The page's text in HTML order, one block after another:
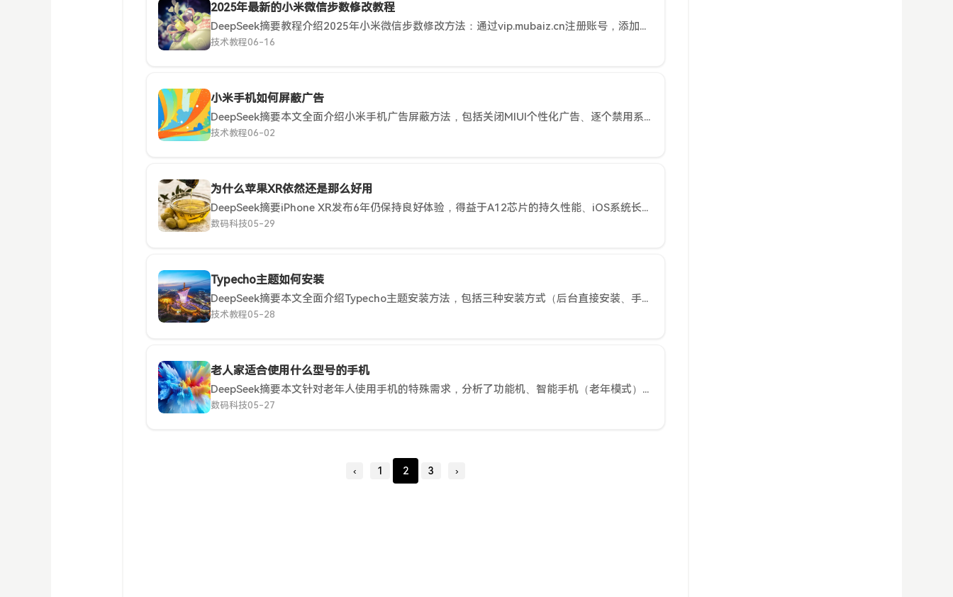
2025年最新的小米微信步数修改教程
DeepSeek摘要教程介绍2025年小米微信步数修改方法：通过vip.mubaiz.cn注册账号，添加账号后登录即可刷步数，需购买会员，提供交流群号168940090。首先我们打开vip.mubai...
技术教程06-16
小米手机如何屏蔽广告
DeepSeek摘要本文全面介绍小米手机广告屏蔽方法，包括关闭MIUI个性化广告、逐个禁用系统应用广告、使用广告拦截工具(AdGuard/Blokada)、修改DNS拦截、ADB命令去广告等解决方案，...
技术教程06-02
为什么苹果XR依然还是那么好用
DeepSeek摘要iPhone XR发布6年仍保持良好体验，得益于A12芯片的持久性能、iOS系统长期优化支持、实用硬件配置和经典设计。其LCD屏避免烧屏，单摄满足日常需求，电池续航稳定，性价比突出...
数码科技05-29
Typecho主题如何安装
DeepSeek摘要本文全面介绍Typecho主题安装方法，包括三种安装方式（后台直接安装、手动上传、Git安装）及详细步骤，涵盖主题选择注意事项、安装后配置优化、常见问题解决、多主题管理、备份迁移等...
技术教程05-28
老人家适合使用什么型号的手机
DeepSeek摘要本文针对老年人使用手机的特殊需求，分析了功能机、智能手机（老年模式）和专为老人设计的智能手机三类选择，提供了从入门到高端的型号推荐。重点考虑了大字体、简单界面、紧急求助和持久续航等...
数码科技05-27
‹ 1 2 3 ›